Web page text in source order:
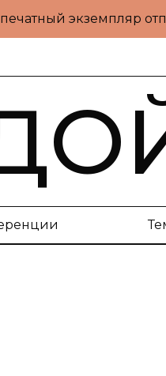
печатный экземпляр